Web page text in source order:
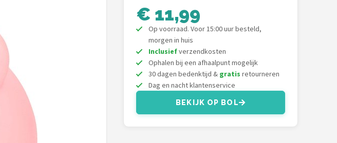
€ 11,99
Op voorraad. Voor 15:00 uur besteld,
morgen in huis
Inclusiefverzendkosten
Ophalen bij een afhaalpunt mogelijk
30 dagen bedenktijd & gratis retourneren
Dag en nacht klantenservice
BEKIJK OP BOL